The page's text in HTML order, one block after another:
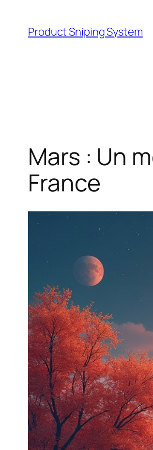
content
Product Sniping System
Mars : Un
France